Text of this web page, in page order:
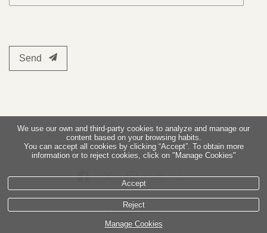
Send
Cookies policy
We use our own and third-party cookies to analyze and manage our
content based on your browsing habits.
You can accept all cookies by clicking “Accept”. To obtain more
information or to reject cookies, click on "Manage Cookies"
Accept
Reject
Manage Cookies